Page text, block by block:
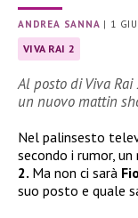
ANDREA SANNA | 1
VIVA RAI 2
Al posto di Viva
un nuovo mattin
Nel palinsesto
secondo i rumor, un
2. Ma non ci sarà
suo posto e quale